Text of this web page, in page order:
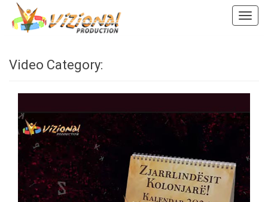
Video Category: